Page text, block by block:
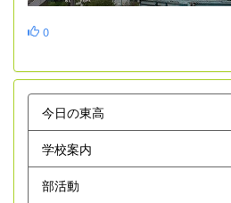
0
今日の東高
学校案内
部活動